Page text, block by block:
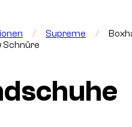
/ Supreme /
Schnüre